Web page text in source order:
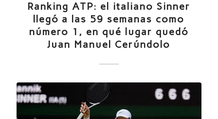
Ranking ATP: el italiano Sinner
llegó a las 59 semanas como
número 1, en qué lugar quedó
Juan Manuel Cerúndolo